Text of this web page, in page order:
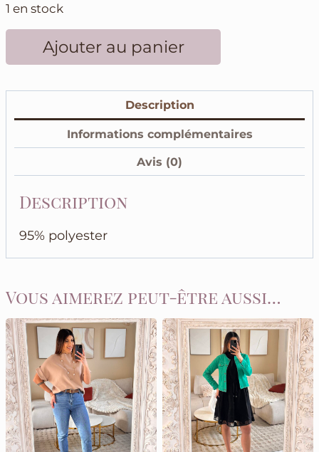
1 en stock
quantité
blanc
dentelle
transparent
longues
Ajouter au panier
Description
Informations complémentaires
Avis (0)
Description
95% polyester
Vous aimerez peut-être aussi…